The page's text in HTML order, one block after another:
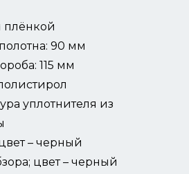
плёнкой
90 мм
115 мм
уплотнителя из
– черный
цвет – черный